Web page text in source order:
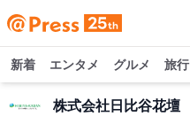
新着 エンタメ グルメ 旅行
株式会社日比谷花壇